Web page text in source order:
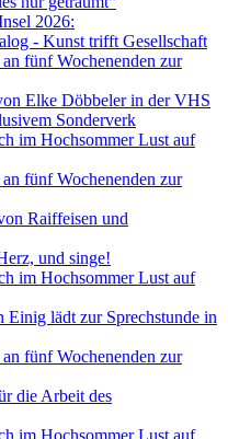
2026:
- Kunst trifft Gesellschaft
fünf Wochenenden zur
Elke Döbbeler in der VHS
Sonderverk
im Hochsommer Lust auf
fünf Wochenenden zur
Raiffeisen und
und singe!
im Hochsommer Lust auf
Einig lädt zur Sprechstunde in
fünf Wochenenden zur
die Arbeit des
im Hochsommer Lust auf